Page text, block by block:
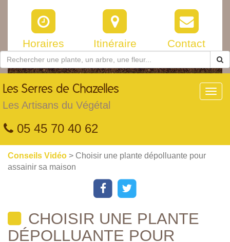
Horaires Itinéraire Contact
Les Serres de Chazelles
Les Artisans du Végétal
05 45 70 40 62
Conseils Vidéo > Choisir une plante dépolluante pour
assainir sa maison
CHOISIR UNE PLANTE
DÉPOLLUANTE POUR